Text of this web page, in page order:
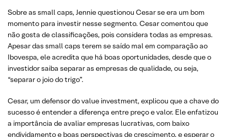
Sobre as small caps, Jennie questionou Cesar se era um bom
momento para investir nesse segmento. Cesar comentou que
não gosta de classificações, pois considera todas as empresas.
Apesar das small caps terem se saído mal em comparação ao
Ibovespa, ele acredita que há boas oportunidades, desde que o
investidor saiba separar as empresas de qualidade, ou seja,
“separar o joio do trigo”.
Cesar, um defensor do value investment, explicou que a chave do
sucesso é entender a diferença entre preço e valor. Ele enfatizou
a importância de avaliar empresas lucrativas, com baixo
endividamento e boas perspectivas de crescimento, e esperar o